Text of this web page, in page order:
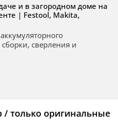
и в загородном доме на
| Festool, Makita,
сверления и
только оригинальные